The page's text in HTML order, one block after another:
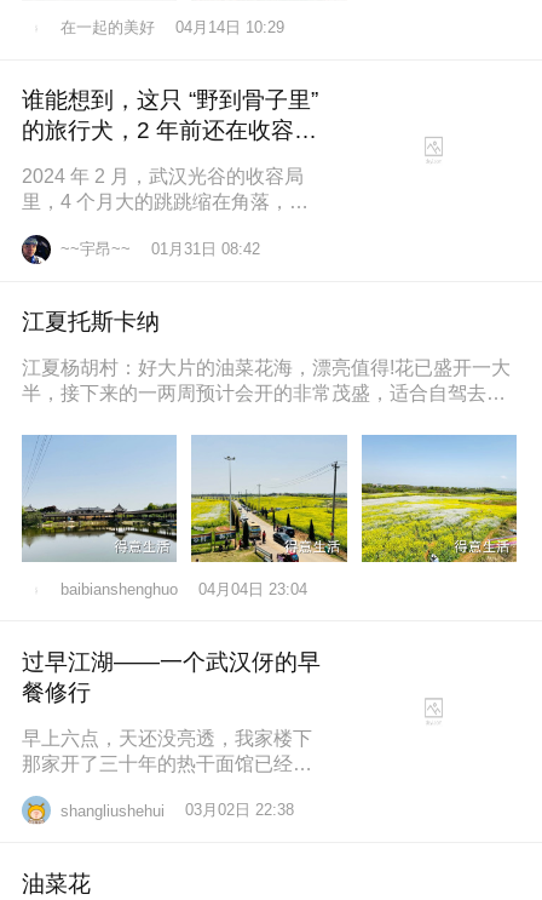
在一起的美好 04月14日 10:29
谁能想到，这只 “野到骨子里”
的旅行犬，2 年前还在收容所
2024 年 2 月，武汉光谷的收容局
里，4 个月大的跳跳缩在角落，土
的眼睛怯生生望着来人。我们俱乐
~~宇昂~~ 01月31日 08:42
江夏托斯卡纳
江夏杨胡村：好大片的油菜花海，漂亮值得!花已盛开一大
半，接下来的一两周预计会开的非常茂盛，适合自驾去拍
baibianshenghuo 04月04日 23:04
过早江湖——一个武汉伢的早
餐修行
早上六点，天还没亮透，我家楼下
那家开了三十年的热干面馆已经排
速快得像弹钢琴。一勺芝麻酱、半
shangliushehui 03月02日 22:38
油菜花